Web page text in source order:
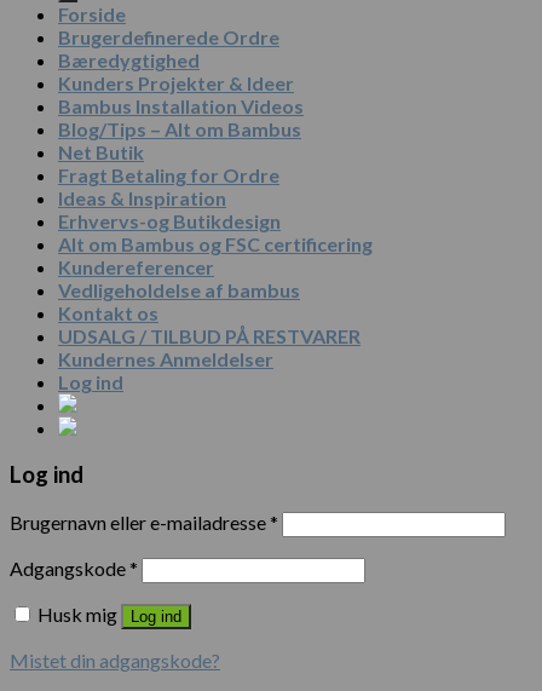
Forside
Brugerdefinerede Ordre
Bæredygtighed
Kunders Projekter & Ideer
Bambus Installation Videos
Blog/Tips – Alt om Bambus
Net Butik
Fragt Betaling for Ordre
Ideas & Inspiration
Erhvervs-og Butikdesign
Alt om Bambus og FSC certificering
Kundereferencer
Vedligeholdelse af bambus
Kontakt os
UDSALG / TILBUD PÅ RESTVARER
Kundernes Anmeldelser
Log ind
Log ind
Brugernavn eller e-mailadresse*
Adgangskode*
Husk mig
Log ind
Mistet din adgangskode?